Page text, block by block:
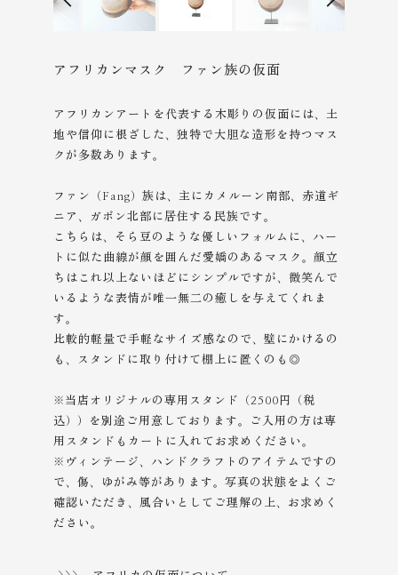
アフリカンマスク ファン族の仮面
アフリカンアートを代表する木彫りの仮面には、土
地や信仰に根ざした、独特で大胆な造形を持つマス
クが多数あります。
ファン（Fang）族は、主にカメルーン南部、赤道ギ
ニア、ガボン北部に居住する民族です。
こちらは、そら豆のような優しいフォルムに、ハー
トに似た曲線が顔を囲んだ愛嬌のあるマスク。顔立
ちはこれ以上ないほどにシンプルですが、微笑んで
いるような表情が唯一無二の癒しを与えてくれま
す。
比較的軽量で手軽なサイズ感なので、壁にかけるの
も、スタンドに取り付けて棚上に置くのも◎
※当店オリジナルの専用スタンド（2500円（税
込））を別途ご用意しております。ご入用の方は専
用スタンドもカートに入れてお求めください。
※ヴィンテージ、ハンドクラフトのアイテムですの
で、傷、ゆがみ等があります。 写真の状態をよくご
確認いただき、風合いとしてご理解の上、 お求めく
ださい。